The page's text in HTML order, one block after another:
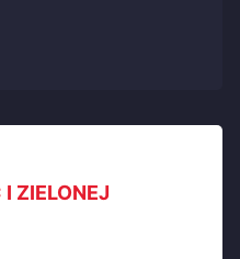
ZIELONEJ